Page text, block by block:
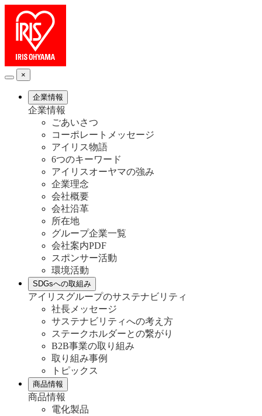
×
企業情報
企業情報
ごあいさつ
コーポレートメッセージ
アイリス物語
6つのキーワード
アイリスオーヤマの強み
企業理念
会社概要
会社沿革
所在地
グループ企業一覧
会社案内PDF
スポンサー活動
環境活動
SDGsへの取組み
アイリスグループのサステナビリティ
社長メッセージ
サステナビリティへの考え方
ステークホルダーとの繋がり
B2B事業の取り組み
取り組み事例
トピックス
商品情報
商品情報
電化製品